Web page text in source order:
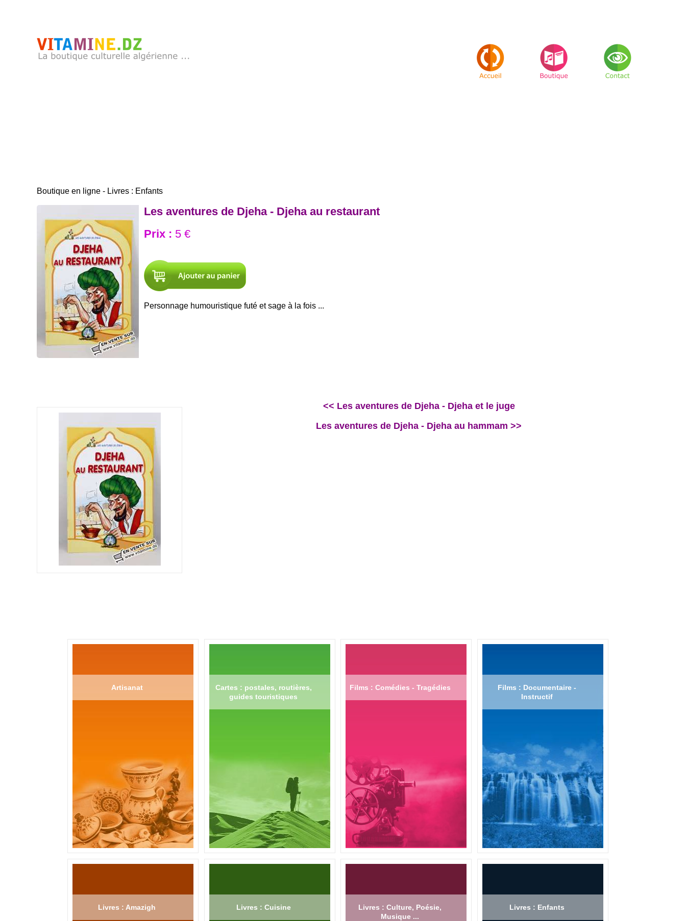
Boutique en ligne - Livres : Enfants
Les aventures de Djeha - Djeha au restaurant
Prix : 5 €
Personnage humouristique futé et sage à la fois ...
<< Les aventures de Djeha - Djeha et le juge
Les aventures de Djeha - Djeha au hammam >>
Artisanat
Cartes : postales, routières,
guides touristiques
Films : Comédies - Tragédies
Films : Documentaire -
Instructif
Livres : Amazigh Livres : Cuisine
Livres : Culture, Poésie,
Musique ...
Livres : Enfants